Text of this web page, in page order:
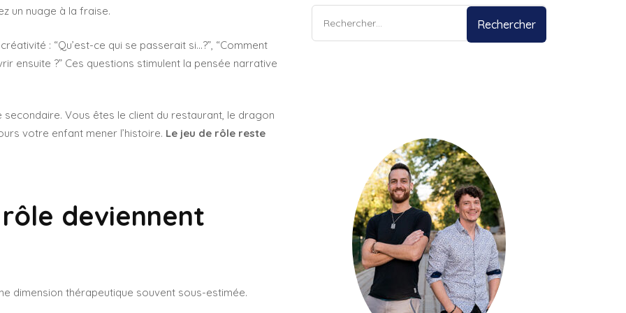
un nuage à la fraise.
: “Qu’est-ce qui se passerait si…?”, “Comment
ensuite ?” Ces questions stimulent la pensée narrative
Vous êtes le client du restaurant, le dragon
votre enfant mener l’histoire. Le jeu de rôle reste
deviennent
dimension thérapeutique souvent sous-estimée.